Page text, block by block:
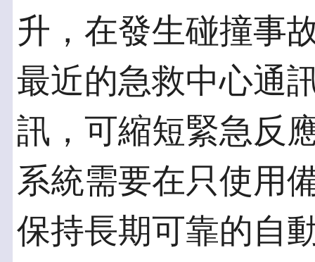
升，在發生碰撞事
最近的急救中心通
訊，可縮短緊急反
系統需要在只使用
保持長期可靠的自